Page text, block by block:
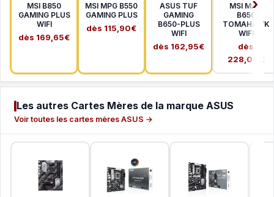
MSI B850
GAMING PLUS
WIFI
dès 169,65€
MSI MPG B550
GAMING PLUS
dès 115,90€
ASUS TUF
GAMING
B650-PLUS
WIFI
dès 162,95€
MSI MAG
B650
TOMAHAWK
WIFI
dès
228,00€
Les autres Cartes Mères de la marque ASUS
Voir toutes les cartes mères ASUS →